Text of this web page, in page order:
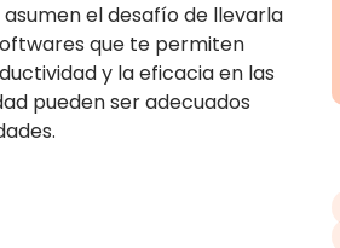
el desafío de llevarla
que te permiten
y la eficacia en las
pueden ser adecuados